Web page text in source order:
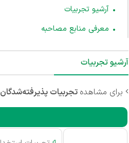
آرشیو تجربیات
معرفی منابع مصاحبه
آرشیو تجربیات
 برای مشاهده تجربیات پذیرفته‌شدگان